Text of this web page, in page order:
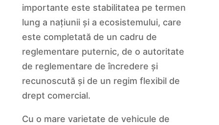
importante este stabilitatea pe termen
lung a națiunii și a ecosistemului, care
este completată de un cadru de
reglementare puternic, de o autoritate
de reglementare de încredere și
recunoscută și de un regim flexibil de
drept comercial.
Cu o mare varietate de vehicule de